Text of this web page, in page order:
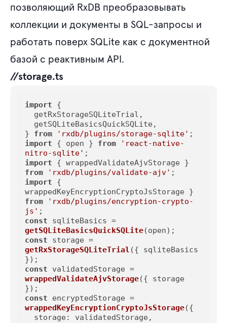
позволяющий RxDB преобразовывать
коллекции и документы в SQL-запросы и
работать поверх SQLite как с документной
базой с реактивным API.
//storage.ts
import {
} from 'rxdb/plugins/storage-sqlite'
import { open } from
'react-native-
nitro-sqlite'
import
from
'rxdb/plugins/validate-ajv'
import {
from
'rxdb/plugins/encryption-crypto-
js'
const
getSQLiteBasicsQuickSQLite
const
getRxStorageSQLiteTrial ({ sqliteBasics
const
wrappedValidateAjvStorage({ storage
const
wrappedKeyEncryptionCryptoJsStorage({
storage : validatedStorage,